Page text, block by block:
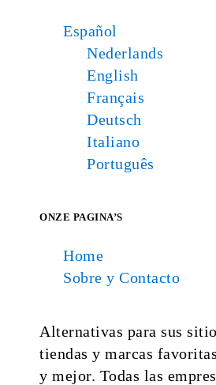
Español
Nederlands
English
Français
Deutsch
Italiano
Português
ONZE PAGINA’S
Home
Sobre y Contacto
Alternativas para sus
tiendas y marcas
y mejor. Todas las